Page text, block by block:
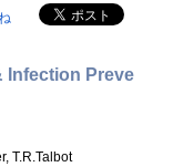
Infection Preve
T.R.Talbot